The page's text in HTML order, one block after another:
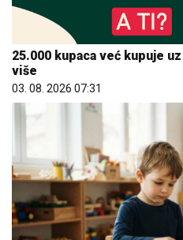
25.000 kupaca već kupuje
više
03. 08. 2026 07:31